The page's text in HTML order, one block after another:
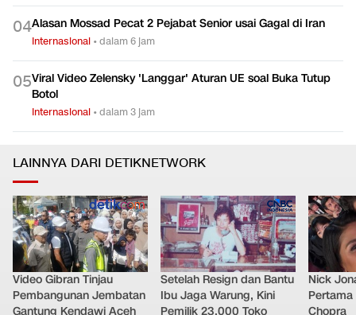
04Alasan Mossad Pecat 2 Pejabat Senior usai Gagal di Iran
Internasional •dalam 6 jam
05Viral Video Zelensky 'Langgar' Aturan UE soal Buka Tutup
Botol
Internasional •dalam 3 jam
LAINNYA DARI DETIKNETWORK
Video Gibran Tinjau
Pembangunan Jembatan
Gantung Kendawi Aceh
Setelah Resign dan Bantu
Ibu Jaga Warung, Kini
Pemilik 23.000 Toko
Nick
Chopra